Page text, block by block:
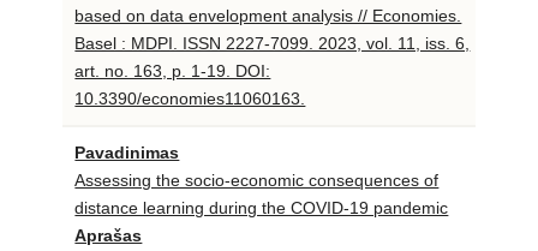
based on data envelopment analysis // Economies.
Basel : MDPI. ISSN 2227-7099. 2023, vol. 11, iss. 6,
art. no. 163, p. 1-19. DOI:
10.3390/economies11060163.
Pavadinimas
Assessing the socio-economic consequences of
distance learning during the COVID-19 pandemic
Aprašas